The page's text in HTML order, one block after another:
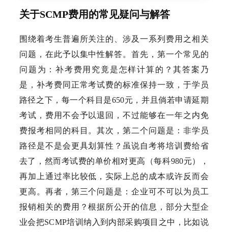
关于SCMP费用的常见疑问与解答
围绕着考生普遍所关注的、涉及一系列费用之相关
问题，在此予以集中性解答。首先，第一个常见的
问题为：补考费用究竟是怎样计算的？其答案乃
是，补考费同正常考试费的标准保持一致，于学员
路径之下，每一个科目是650元，并且倘若申请延期
考试，费用不会予以退回，不过能够在一年之内免
费报考相同的科目。其次，第二个问题是：非学员
路径是不是会更具划算性？虽说自考将培训费给省
去了，然而考试费的单价相对更高（每科980元），
再加上通过率比较低，实际上总的成本或许反而会
更高。再者，第三个问题是：企业可不可以为员工
报销相关的费用？根据所公开的信息，部分大型企
业会把SCMP培训纳入到内部采购项目之中，比如说